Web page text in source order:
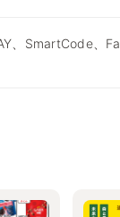
、SmartCode、